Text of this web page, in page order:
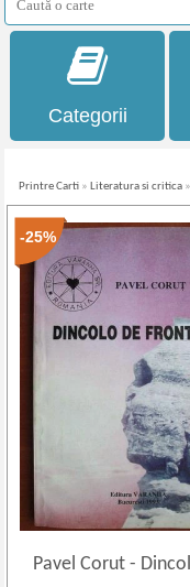
Categorii
Printre Carti » Literatura si critica »
-25%
Pavel Corut-